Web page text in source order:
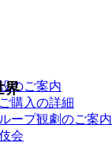
のご案内
購入の詳細
ープ観劇のご案内
会
界